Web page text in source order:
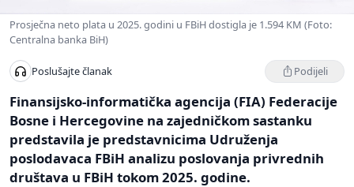
Prosječna neto plata u 2025. godini u FBiH dostigla je 1.594 KM (Foto:
Centralna banka BiH)
Poslušajte članak Podijeli
Finansijsko-informatička agencija (FIA) Federacije
Bosne i Hercegovine na zajedničkom sastanku
predstavila je predstavnicima Udruženja
poslodavaca FBiH analizu poslovanja privrednih
društava u FBiH tokom 2025. godine.